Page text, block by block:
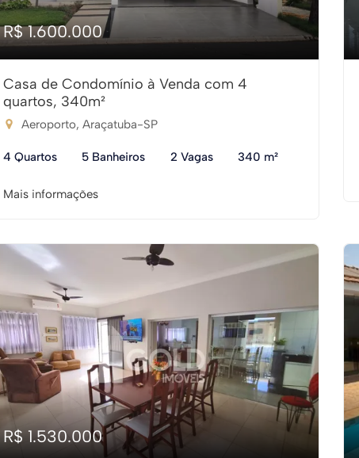
R$ 1.600.000
Casa de Condomínio à Venda com 4
quartos, 340m²
Aeroporto, Araçatuba-SP
4 Quartos 5 Banheiros 2 Vagas 340 m²
Mais informações
R$ 1.530.000